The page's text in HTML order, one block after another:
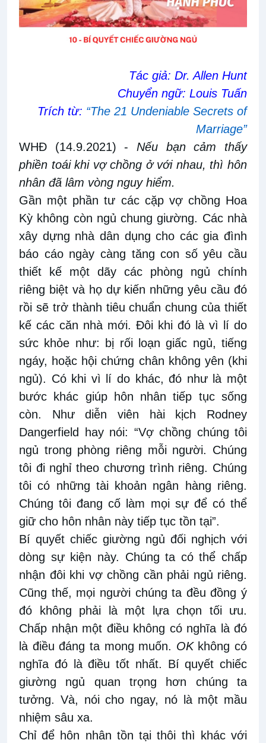
Tác giả: Dr. Allen Hunt
Chuyển ngữ: Louis Tuấn
Trích từ: “The 21 Undeniable Secrets of
Marriage”
WHĐ (14.9.2021) -Nếu bạn cảm thấy
phiền toái khi vợ chồng ở với nhau, thì hôn
nhân đã lâm vòng nguy hiểm.
Gần một phần tư các cặp vợ chồng Hoa
Kỳ không còn ngủ chung giường. Các nhà
xây dựng nhà dân dụng cho các gia đình
báo cáo ngày càng tăng con số yêu cầu
thiết kế một dãy các phòng ngủ chính
riêng biệt và họ dự kiến những yêu cầu đó
rồi sẽ trở thành tiêu chuẩn chung của thiết
kế các căn nhà mới. Đôi khi đó là vì lí do
sức khỏe như: bị rối loạn giấc ngủ, tiếng
ngáy, hoặc hội chứng chân không yên (khi
ngủ). Có khi vì lí do khác, đó như là một
bước khác giúp hôn nhân tiếp tục sống
còn. Như diễn viên hài kịch Rodney
Dangerfield hay nói: “Vợ chồng chúng tôi
ngủ trong phòng riêng mỗi người. Chúng
tôi đi nghỉ theo chương trình riêng. Chúng
tôi có những tài khoản ngân hàng riêng.
Chúng tôi đang cố làm mọi sự để có thể
giữ cho hôn nhân này tiếp tục tồn tại”.
Bí quyết chiếc giường ngủ đối nghịch với
dòng sự kiện này. Chúng ta có thể chấp
nhận đôi khi vợ chồng cần phải ngủ riêng.
Cũng thế, mọi người chúng ta đều đồng ý
đó không phải là một lựa chọn tối ưu.
Chấp nhận một điều không có nghĩa là đó
là điều đáng ta mong muốn. OK không có
nghĩa đó là điều tốt nhất. Bí quyết chiếc
giường ngủ quan trọng hơn chúng ta
tưởng. Và, nói cho ngay, nó là một mầu
nhiệm sâu xa.
Chỉ để hôn nhân tồn tại thôi thì khác với